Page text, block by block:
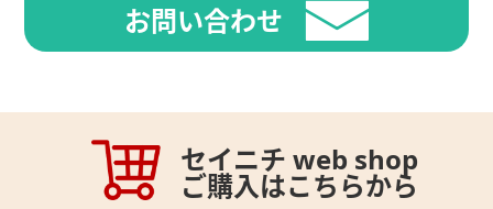
お問い合わせ
セイニチ web shop
ご購入はこちらから